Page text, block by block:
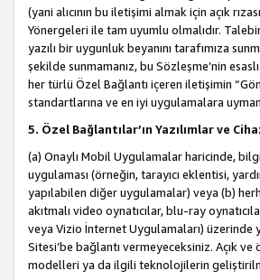
(yani alıcının bu iletişimi almak için açık
Yönergeleri ile tam uyumlu olmalıdır.
yazılı bir uygunluk beyanını tarafımıza
şekilde sunmamanız, bu Sözleşme’nin
her türlü Özel Bağlantı içeren iletişimin
standartlarına ve en iyi uygulamalara
5. Özel Bağlantılar’ın Yazılımlar ve
(a) Onaylı Mobil Uygulamalar haricinde,
uygulaması (örneğin, tarayıcı eklentisi,
yapılabilen diğer uygulamalar) veya (b)
akıtmalı video oynatıcılar, blu-ray
veya Vizio İnternet Uygulamaları) üzerinde
Sitesi’be bağlantı vermeyeceksiniz. Açık ve
modelleri ya da ilgili teknolojilerin